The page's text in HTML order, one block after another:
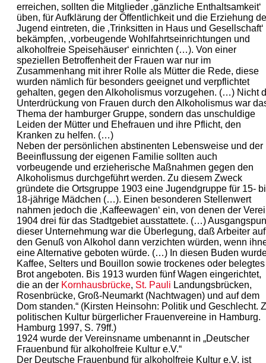
erreichen, sollten die Mitglieder ‚gänzliche Enthaltsamkeit‘
üben, für Aufklärung der Öffentlichkeit und die Erziehung
Jugend eintreten, die ‚Trinksitten in Haus und Gesellschaft‘
bekämpfen, ‚vorbeugende Wohlfahrtseinrichtungen und
alkoholfreie Speisehäuser‘ einrichten (…). Von einer
speziellen Betroffenheit der Frauen war nur im
Zusammenhang mit ihrer Rolle als Mütter die Rede, diese
wurden nämlich für besonders geeignet und verpflichtet
gehalten, gegen den Alkoholismus vorzugehen. (…) Nicht
Unterdrückung von Frauen durch den Alkoholismus war
Thema der hamburger Gruppe, sondern das unschuldige
Leiden der Mütter und Ehefrauen und ihre Pflicht, den
Kranken zu helfen. (…)
Neben der persönlichen abstinenten Lebensweise und der
Beeinflussung der eigenen Familie sollten auch
vorbeugende und erzieherische Maßnahmen gegen den
Alkoholismus durchgeführt werden. Zu diesem Zweck
gründete die Ortsgruppe 1903 eine Jugendgruppe für 15-
18-jährige Mädchen (…). Einen besonderen Stellenwert
nahmen jedoch die ‚Kaffeewagen‘ ein, von denen der
1904 drei für das Stadtgebiet ausstattete. (…)
dieser Unternehmung war die Überlegung, daß Arbeiter auf
den Genuß von Alkohol dann verzichten würden, wenn
eine Alternative geboten würde. (…) In diesen Buden
Kaffee, Selters und Bouillon sowie trockenes oder belegtes
Brot angeboten. Bis 1913 wurden fünf Wagen eingerichtet,
die an der Kornhausbrücke, St. Pauli Landungsbrücken,
Rosenbrücke, Groß-Neumarkt (Nachtwagen) und auf dem
Dom standen.“ (Kirsten Heinsohn: Politik und Geschlecht.
politischen Kultur bürgerlicher Frauenvereine in Hamburg.
Hamburg 1997, S. 79ff.)
1924 wurde der Vereinsname umbenannt in „Deutscher
Frauenbund für alkoholfreie Kultur e.V.“
Der Deutsche Frauenbund für alkoholfreie Kultur e.V. ist